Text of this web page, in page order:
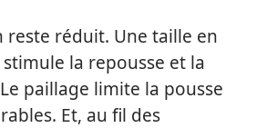
reste réduit. Une taille en
stimule la repousse et la
paillage limite la pousse
Et, au fil des